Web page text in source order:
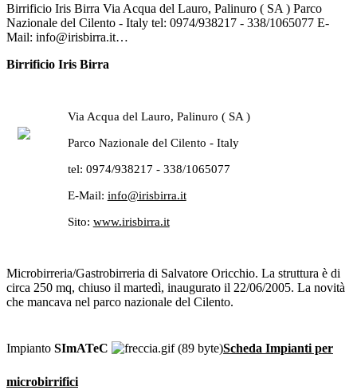
Birrificio Iris Birra Via Acqua del Lauro, Palinuro ( SA ) Parco
Nazionale del Cilento - Italy tel: 0974/938217 - 338/1065077 E-
Mail: info@irisbirra.it…
Birrificio Iris Birra
Via Acqua del Lauro, Palinuro ( SA )
Parco Nazionale del Cilento - Italy
tel: 0974/938217 - 338/1065077
E-Mail: info@irisbirra.it
Sito: www.irisbirra.it
Microbirreria/Gastrobirreria di Salvatore Oricchio. La struttura è di
circa 250 mq, chiuso il martedì, inaugurato il 22/06/2005. La novità
che mancava nel parco nazionale del Cilento.
Impianto SImATeC Scheda Impianti per
microbirrifici